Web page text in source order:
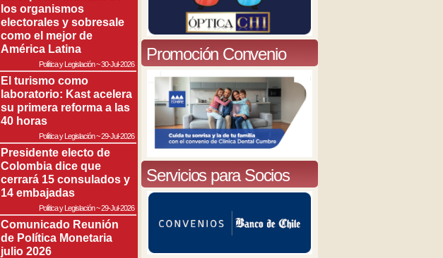
los organismos
electorales y sobresale
como el mejor de
América Latina
Política y Legislación~30-Jul-2026
El turismo como
laboratorio: Kast acelera
su primera reforma a las
40 horas
Política y Legislación~29-Jul-2026
Presidente electo de
Colombia dice que
cerrará 15 consulados y
14 embajadas
Política y Legislación~29-Jul-2026
Comunicado Reunión
de Política Monetaria
julio 2026
Promoción Convenio
Servicios para Socios